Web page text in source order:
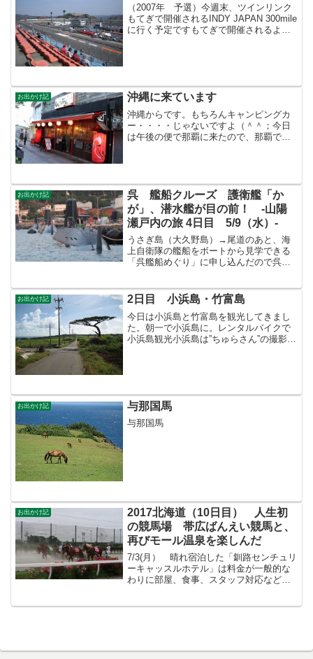
（2007年 予選）今週末、ツインリンク
もてぎで開催されるINDY JAPAN 300mile
に行く予定ですもてぎで開催されるよう
お出かけ記 沖縄に来ています
沖縄からです。もちろんキャンピングカ
ー・・・・じゃないですよ（＾＾；今日
は午後の便で那覇に来たので、那覇で１
お出かけ記
呉 艦船クルーズ 護衛艦「か
が」、潜水艦が目の前！ -山陽
瀬戸内の旅 4日目 5/9（水）-
うさぎ島（大久野島）→尾道のあと、海
上自衛隊の艦船をボートから見学できる
「呉艦船めぐり」に申し込んだので呉ま
艦船めぐりの受付。数日前に天気予報を
見て晴れそうなこの日に予...
お出かけ記 2日目 小浜島・竹富島
今日は小浜島と竹富島を観光してきまし
た。朝一で小浜島に。レンタルバイクで
小浜島観光小浜島は”ちゅらさん”の撮影地
お出かけ記 与那国馬
与那国馬
お出かけ記
2017北海道（10日目） 人生初
の競馬場 帯広ばんえい競馬と、
再びモール温泉を楽しんだ
7/3(月） 晴れ宿泊した「釧路センチュリ
ーキャッスルホテル」は料金が一般的な
わりに部屋、食事、スタッフ対応など素